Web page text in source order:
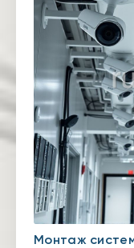
Монтаж